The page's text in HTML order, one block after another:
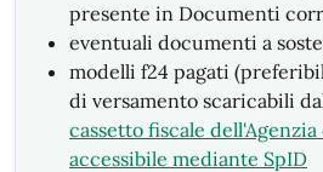
presente in Documenti
eventuali documenti a
modelli f24 pagati
di versamento scaricabili
cassetto fiscale
accessibile mediante SpID